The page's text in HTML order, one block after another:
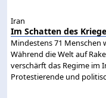
Iran
Im Schatten des
Mindestens 71 Menschen
Während die Welt auf
verschärft das Regime im
Protestierende und